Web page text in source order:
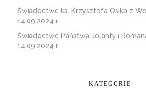
Świadectwo ks. Krzysztofa Osika z
14.09.2024 r.
Świadectwo Państwa Jolanty i
14.09.2024 r.
KATEGORIE